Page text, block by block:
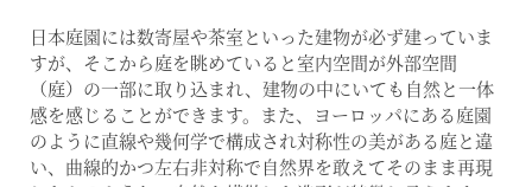
日本庭園には数寄屋や茶室といった建物が必ず建っていま
すが、そこから庭を眺めていると室内空間が外部空間
（庭）の一部に取り込まれ、建物の中にいても自然と一体
感を感じることができます。また、ヨーロッパにある庭園
のように直線や幾何学で構成され対称性の美がある庭と違
い、曲線的かつ左右非対称で自然界を敢えてそのまま再現